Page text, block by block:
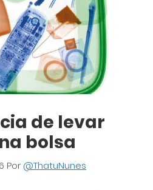
de levar
bolsa
Por @ThatuNunes